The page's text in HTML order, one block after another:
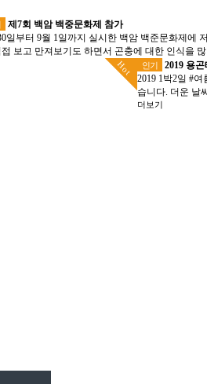
제7회 백암 백중문화제 참가
일부터 9월 1일까지 실시한 백암 백준문화제에
접 보고 만져보기도 하면서 곤충에 대한 인식을
Hot 인기
2019 용
2019 1박2일 #
습니다. 더운 날
더보기